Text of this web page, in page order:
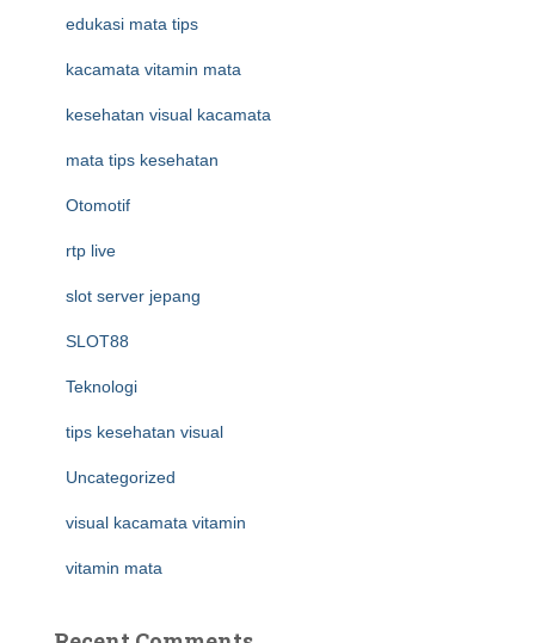
edukasi mata tips
kacamata vitamin mata
kesehatan visual kacamata
mata tips kesehatan
Otomotif
rtp live
slot server jepang
SLOT88
Teknologi
tips kesehatan visual
Uncategorized
visual kacamata vitamin
vitamin mata